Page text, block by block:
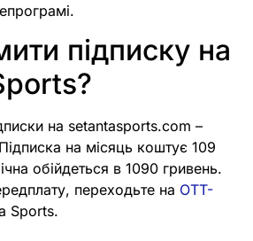
підписку на
на setantasports.com –
на місяць коштує 109
обійдеться в 1090 гривень.
переходьте на OTT-
Sports.